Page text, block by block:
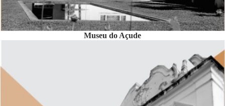
Museu do Açude